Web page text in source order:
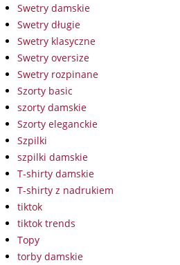
Swetry damskie
Swetry długie
Swetry klasyczne
Swetry oversize
Swetry rozpinane
Szorty basic
szorty damskie
Szorty eleganckie
Szpilki
szpilki damskie
T-shirty damskie
T-shirty z nadrukiem
tiktok
tiktok trends
Topy
torby damskie